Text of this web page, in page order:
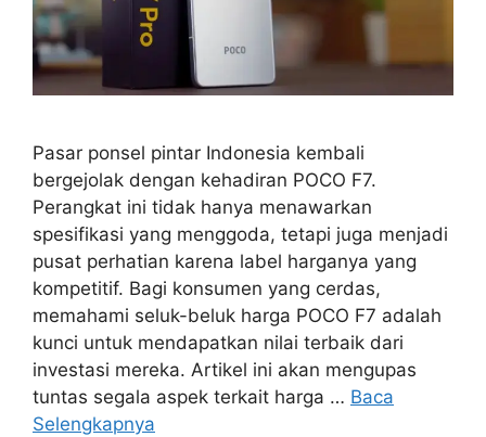
Pasar ponsel pintar Indonesia kembali
bergejolak dengan kehadiran POCO F7.
Perangkat ini tidak hanya menawarkan
spesifikasi yang menggoda, tetapi juga menjadi
pusat perhatian karena label harganya yang
kompetitif. Bagi konsumen yang cerdas,
memahami seluk-beluk harga POCO F7 adalah
kunci untuk mendapatkan nilai terbaik dari
investasi mereka. Artikel ini akan mengupas
tuntas segala aspek terkait harga … Baca
Selengkapnya